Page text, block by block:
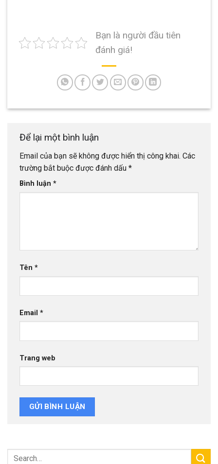
Bạn là người đầu tiên
đánh giá!
Để lại một bình luận
Email của bạn sẽ không được hiển thị công khai. Các
trường bắt buộc được đánh dấu *
Bình luận *
Tên *
Email *
Trang web